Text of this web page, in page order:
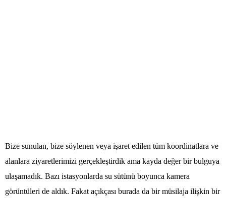
Bize sunulan, bize söylenen veya işaret edilen tüm koordinatlara ve
alanlara ziyaretlerimizi gerçekleştirdik ama kayda değer bir bulguya
ulaşamadık. Bazı istasyonlarda su sütünü boyunca kamera
görüntüleri de aldık. Fakat açıkçası burada da bir müsilaja ilişkin bir